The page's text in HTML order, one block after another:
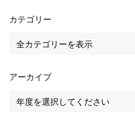
カテゴリー
アーカイブ